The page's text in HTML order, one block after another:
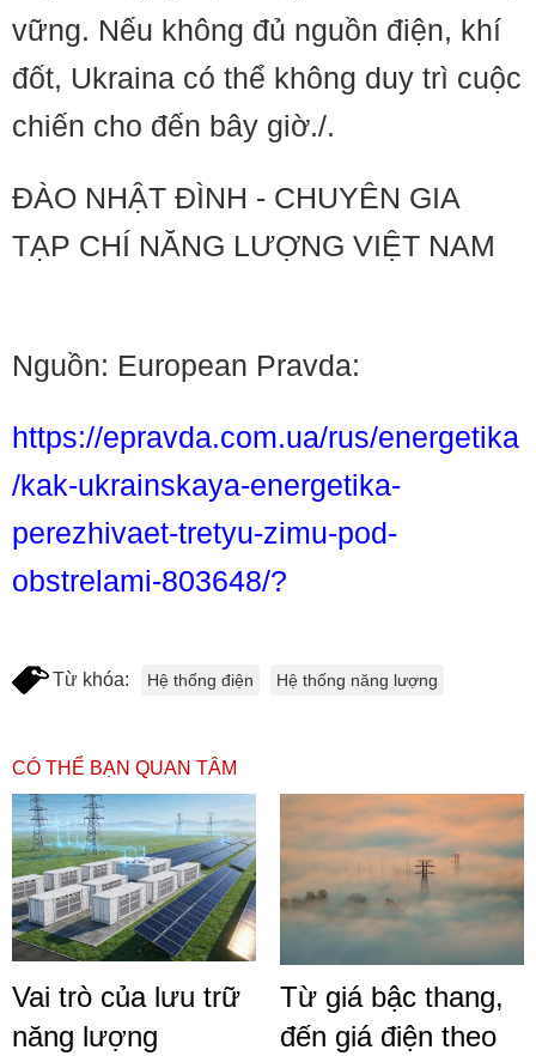
vững. Nếu không đủ nguồn điện, khí
đốt, Ukraina có thể không duy trì cuộc
chiến cho đến bây giờ./.
ĐÀO NHẬT ĐÌNH - CHUYÊN GIA
TẠP CHÍ NĂNG LƯỢNG VIỆT NAM
Nguồn: European Pravda:
https://epravda.com.ua/rus/energetika
/kak-ukrainskaya-energetika-
perezhivaet-tretyu-zimu-pod-
obstrelami-803648/?
Từ khóa: Hệ thống điện Hệ thống năng lượng
CÓ THỂ BẠN QUAN TÂM
Vai trò của lưu trữ
năng lượng
Từ giá bậc thang,
đến giá điện theo